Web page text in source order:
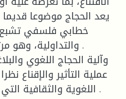
يعد الحجاج موضوعا
خطابي فلسفي تشبع
والتداولية، وهو
وآلية الحجاج اللغوي
عملية التأثير والإقناع
اللغوية والثقافية التي سمحت بتنويع المنظومة الحجاجية .